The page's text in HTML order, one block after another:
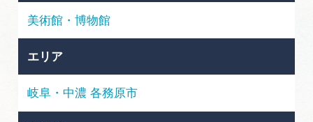
買い物・お土産
体験予約サイト「ＶＩＳＩＴ岐阜県」
岐阜県アウトドア観光キャンペーン
美術館・博物館
エリア
岐阜・中濃 各務原市